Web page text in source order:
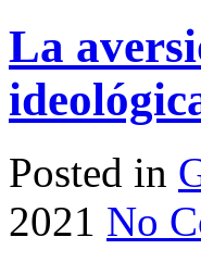
La
Posted in
2021 No